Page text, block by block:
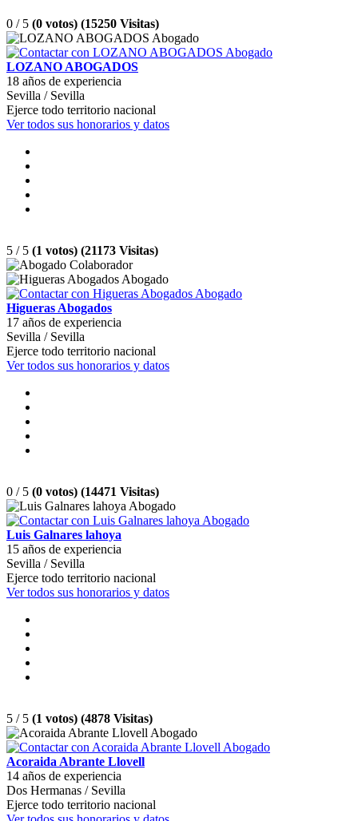
0 / 5 (0 votos) (15250 Visitas)
LOZANO ABOGADOS
18 años de experiencia
Sevilla / Sevilla
Ejerce todo territorio nacional
Ver todos sus honorarios y datos
5 / 5 (1 votos) (21173 Visitas)
Higueras Abogados
17 años de experiencia
Sevilla / Sevilla
Ejerce todo territorio nacional
Ver todos sus honorarios y datos
0 / 5 (0 votos) (14471 Visitas)
Luis Galnares lahoya
15 años de experiencia
Sevilla / Sevilla
Ejerce todo territorio nacional
Ver todos sus honorarios y datos
5 / 5 (1 votos) (4878 Visitas)
Acoraida Abrante Llovell
14 años de experiencia
Dos Hermanas / Sevilla
Ejerce todo territorio nacional